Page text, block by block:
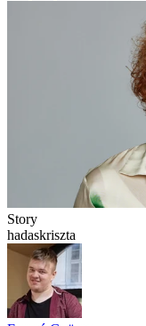
Story
hadaskriszta